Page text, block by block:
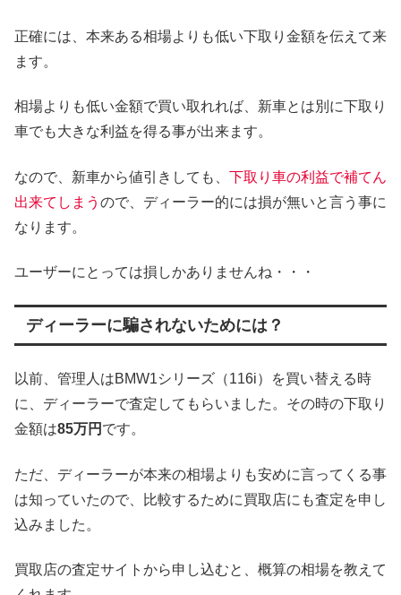
正確には、本来ある相場よりも低い下取り金額を伝えて来
ます。
相場よりも低い金額で買い取れれば、新車とは別に下取り
車でも大きな利益を得る事が出来ます。
なので、新車から値引きしても、 下取り車の利益で補てん
出来てしまう ので、ディーラー的には損が無いと言う事に
なります。
ユーザーにとっては損しかありませんね・・・
ディーラーに騙されないためには？
以前、管理人はBMW1シリーズ（116i）を買い替える時
に、ディーラーで査定してもらいました。その時の下取り
金額は85万円 です。
ただ、ディーラーが本来の相場よりも安めに言ってくる事
は知っていたので、比較するために買取店にも査定を申し
込みました。
買取店の査定サイトから申し込むと、概算の相場を教えて